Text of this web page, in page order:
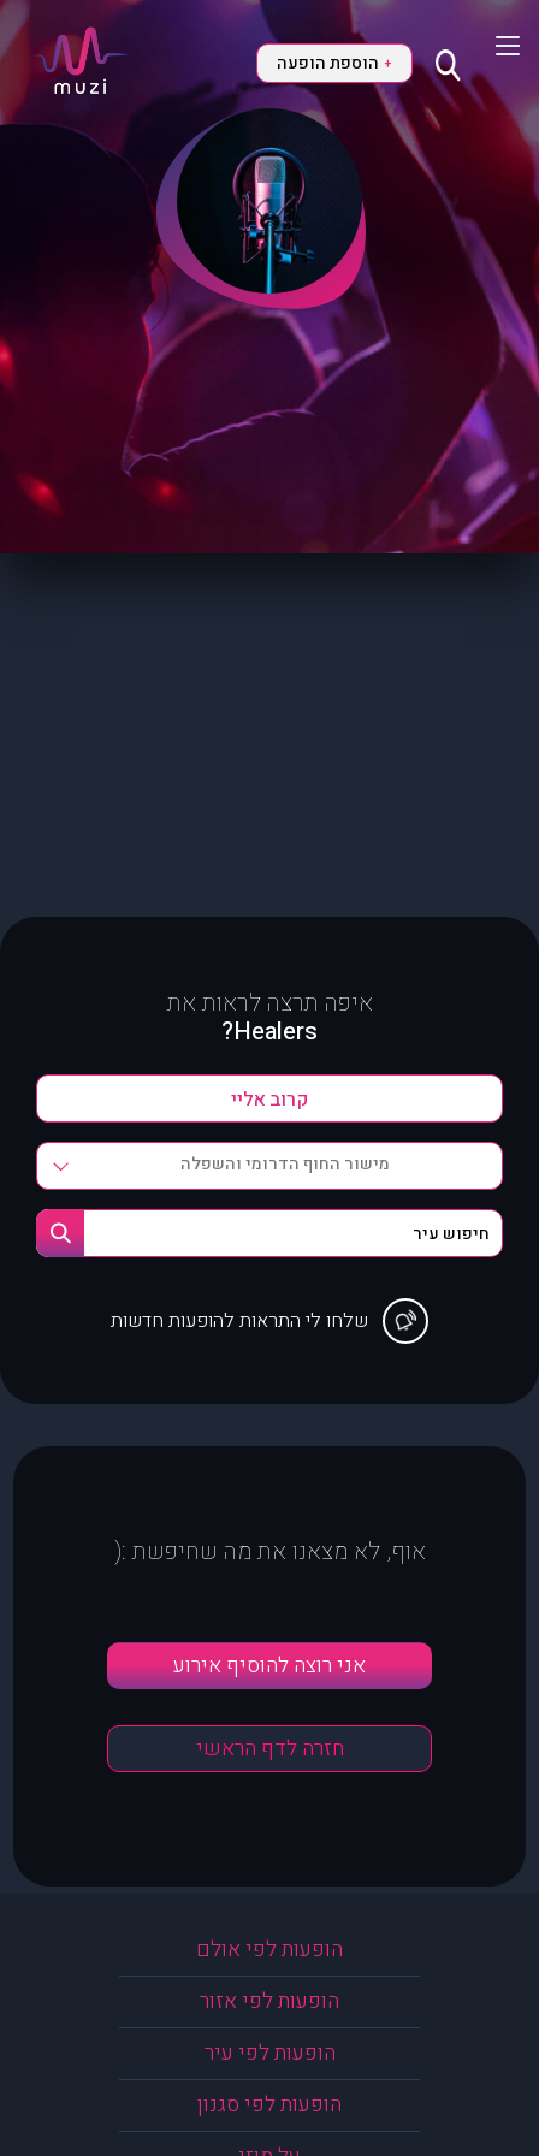
+ הוספת הופעה
איפה תרצה לראות את
Healers?
מישור החוף הדרומי והשפלה
שלחו לי התראות להופעות חדשות
אוף, לא מצאנו את מה שחיפשת :(
אני רוצה להוסיף אירוע
חזרה לדף הראשי
הופעות לפי אולם
הופעות לפי אזור
הופעות לפי עיר
הופעות לפי סגנון